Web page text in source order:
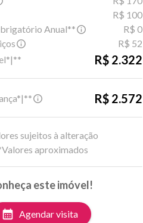
R$ 100
Anual**
R$ 0
R$ 52
R$ 2.322
R$ 2.572
sujeitos à alteração
aproximados
este imóvel!
Agendar visita